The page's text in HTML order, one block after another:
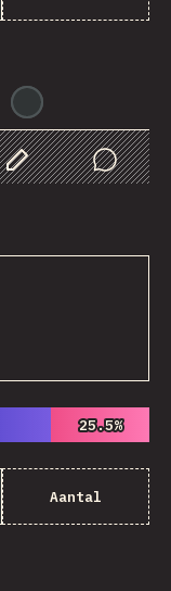
Customize Data
Comments
25.5%
25.5%
Aantal